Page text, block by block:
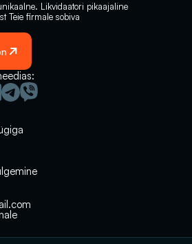
sulle
Likvidaatori pikaajaline
Teie firmale sobiva